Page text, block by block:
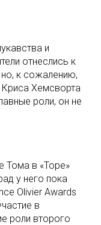
и
отнеслись к
к сожалению,
Криса Хемсворта
роли, он не
Тома в «Торе»
у него пока
Olivier Awards
в
роли второго